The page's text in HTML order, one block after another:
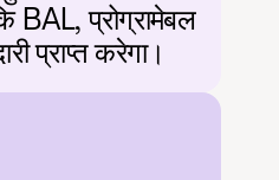
BAL, प्रोग्रामेबल
प्राप्त करेगा।